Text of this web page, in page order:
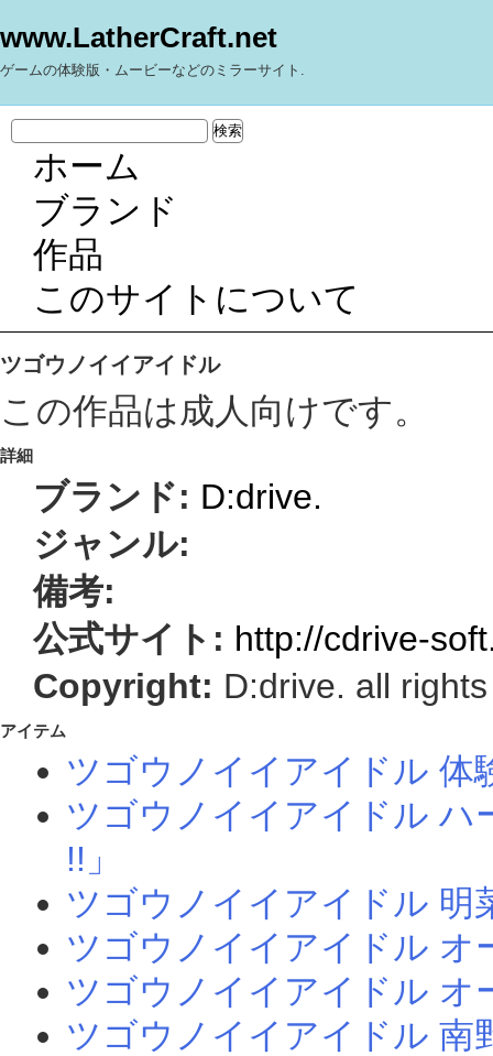
www.LatherCraft.net
ゲームの体験版・ムービーなどのミラーサイト.
ホーム
ブランド
作品
このサイトについて
ツゴウノイイアイドル
この作品は成人向けです。
詳細
ブランド: D:drive.
ジャンル:
備考:
公式サイト: http://cdrive-
Copyright: D:drive. all
アイテム
ツゴウノイイアイドル 体
ツゴウノイイアイドル ハ
!!」
ツゴウノイイアイドル
ツゴウノイイアイドル オ
ツゴウノイイアイドル オ
ツゴウノイイアイドル 南